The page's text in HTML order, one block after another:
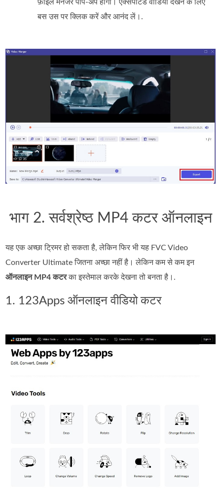
फ़ाइल मैनेजर पॉप‑अप होगा। एक्सपोर्टेड वीडियो देखने के लिए
बस उस पर क्लिक करें और आनंद लें।.
भाग 2. सर्वश्रेष्ठ MP4 कटर ऑनलाइन
यह एक अच्छा ट्रिमर हो सकता है, लेकिन फिर भी यह FVC Video
Converter Ultimate जितना अच्छा नहीं है। लेकिन कम से कम इन
ऑनलाइन MP4 कटरका इस्तेमाल करके देखना तो बनता है।.
1. 123Apps ऑनलाइन वीडियो कटर